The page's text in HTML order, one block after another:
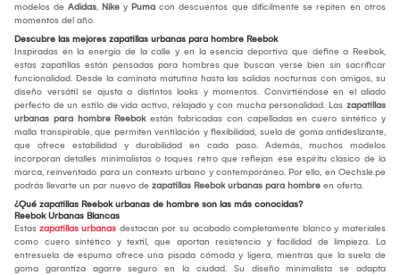
modelos de Adidas, Nike y Puma con descuentos que difícilmente se repiten en otros
momentos del año.
Descubre las mejores zapatillas urbanas para hombre Reebok
Inspiradas en la energía de la calle y en la esencia deportiva que define a Reebok,
estas zapatillas están pensadas para hombres que buscan verse bien sin sacrificar
funcionalidad. Desde la caminata matutina hasta las salidas nocturnas con amigos, su
diseño versátil se ajusta a distintos looks y momentos. Convirtiéndose en el aliado
perfecto de un estilo de vida activo, relajado y con mucha personalidad. Las zapatillas
urbanas para hombre Reebok están fabricadas con capelladas en cuero sintético y
malla transpirable, que permiten ventilación y flexibilidad, suela de goma antideslizante,
que ofrece estabilidad y durabilidad en cada paso. Además, muchos modelos
incorporan detalles minimalistas o toques retro que reflejan ese espíritu clásico de la
marca, reinventado para un contexto urbano y contemporáneo. Por ello, en Oechsle.pe
podrás llevarte un par nuevo de zapatillas Reebok urbanas para hombre en oferta.
¿Qué zapatillas Reebok urbanas de hombre son las más conocidas?
Reebok Urbanas Blancas
Estas zapatillas urbanas destacan por su acabado completamente blanco y materiales
como cuero sintético y textil, que aportan resistencia y facilidad de limpieza. La
entresuela de espuma ofrece una pisada cómoda y ligera, mientras que la suela de
goma garantiza agarre seguro en la ciudad. Su diseño minimalista se adapta